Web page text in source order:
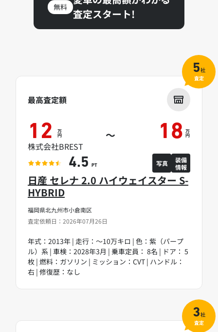
無料
査定スタート!
福岡県北九州市小倉南区
査定依頼日：2026年07月26日
日産 セレナ 2.0 ハイウェイスター S-
HYBRID
年式：2013年 | 走行：～10万キロ | 色：紫（パープ
ル）系 | 車検：2028年3月 | 乗車定員： 8名 | ドア： 5
枚 | 燃料：ガソリン | ミッション：CVT | ハンドル：
右 | 修復歴：なし
最高査定額
12 万
円 ～ 18 万
円
株式会社BREST
4.5 PT 写真
装備
情報
5社
査定
3社
査定